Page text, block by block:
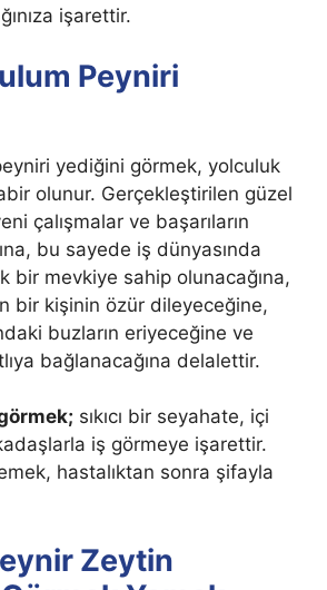
işarettir.
Peyniri
yediğini görmek, yolculuk
olunur. Gerçekleştirilen güzel
çalışmalar ve başarıların
bu sayede iş dünyasında
bir mevkiye sahip olunacağına,
bir kişinin özür dileyeceğine,
buzların eriyeceğine ve
bağlanacağına delalettir.
sıkıcı bir seyahate, içi
iş görmeye işarettir.
hastalıktan sonra şifayla
Zeytin